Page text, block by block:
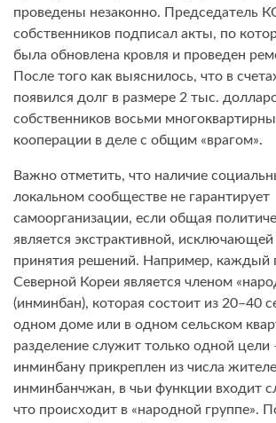
проведены незаконно. Председатель
собственников подписал акты, по
была обновлена кровля и проведен
После того как выяснилось, что в
появился долг в размере 2 тыс.
собственников восьми
кооперации в деле с общим «врагом».
Важно отметить, что наличие
локальном сообществе не гарантирует
самоорганизации, если общая
является экстрактивной,
принятия решений. Например, каждый
Северной Кореи является членом
(инминбан), которая состоит из 20–40
одном доме или в одном сельском
разделение служит только одной
инминбану прикреплен из числа
инминбанчжан, в чьи функции входит
что происходит в «народной группе».